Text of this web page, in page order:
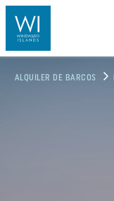
ALQUILER DE BARCOS